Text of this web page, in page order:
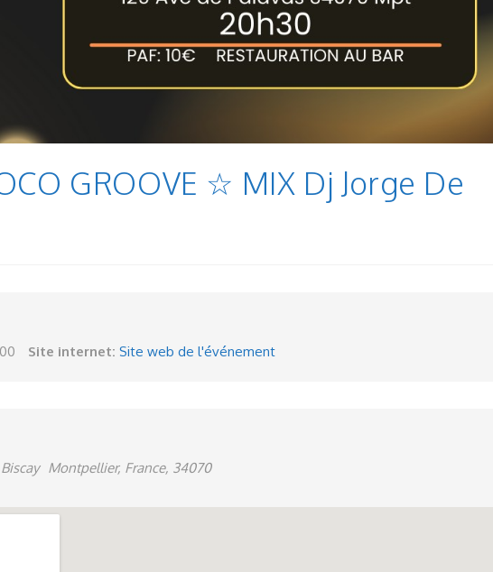
GROOVE ☆ MIX Dj Jorge De
Site internet: Site web de l'événement
Montpellier, France, 34070